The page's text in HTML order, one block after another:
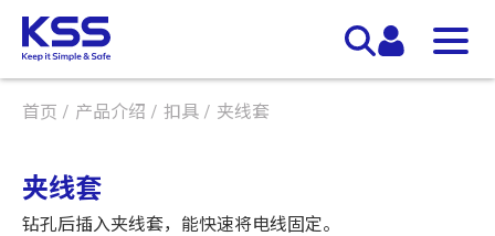
首页 产品介绍 扣具 夹线套
夹线套
钻孔后插入夹线套，能快速将电线固定。